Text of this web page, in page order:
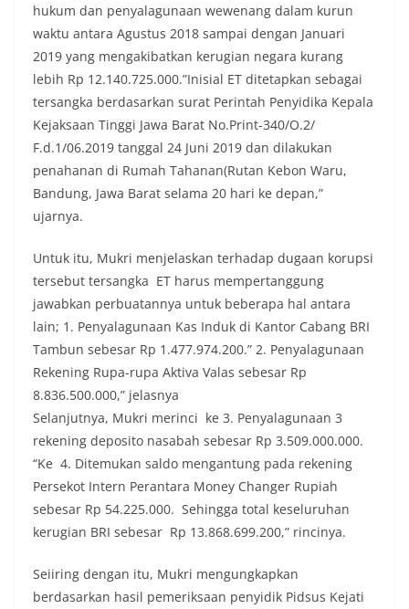
hukum dan penyalagunaan wewenang dalam kurun
waktu antara Agustus 2018 sampai dengan Januari
2019 yang mengakibatkan kerugian negara kurang
lebih Rp 12.140.725.000.”Inisial ET ditetapkan sebagai
tersangka berdasarkan surat Perintah Penyidika Kepala
Kejaksaan Tinggi Jawa Barat No.Print-340/O.2/
F.d.1/06.2019 tanggal 24 Juni 2019 dan dilakukan
penahanan di Rumah Tahanan(Rutan Kebon Waru,
Bandung, Jawa Barat selama 20 hari ke depan,”
ujarnya.
Untuk itu, Mukri menjelaskan terhadap dugaan korupsi
tersebut tersangka ET harus mempertanggung
jawabkan perbuatannya untuk beberapa hal antara
lain; 1. Penyalagunaan Kas Induk di Kantor Cabang BRI
Tambun sebesar Rp 1.477.974.200.” 2. Penyalagunaan
Rekening Rupa-rupa Aktiva Valas sebesar Rp
8.836.500.000,” jelasnya
Selanjutnya, Mukri merinci ke 3. Penyalagunaan 3
rekening deposito nasabah sebesar Rp 3.509.000.000.
“Ke 4. Ditemukan saldo mengantung pada rekening
Persekot Intern Perantara Money Changer Rupiah
sebesar Rp 54.225.000. Sehingga total keseluruhan
kerugian BRI sebesar Rp 13.868.699.200,” rincinya.
Seiiring dengan itu, Mukri mengungkapkan
berdasarkan hasil pemeriksaan penyidik Pidsus Kejati